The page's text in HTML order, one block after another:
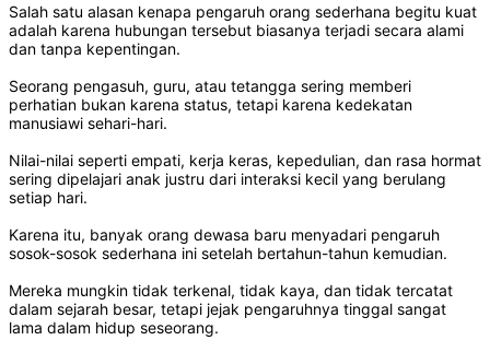
Salah satu alasan kenapa pengaruh orang sederhana begitu kuat
adalah karena hubungan tersebut biasanya terjadi secara alami
dan tanpa kepentingan.
Seorang pengasuh, guru, atau tetangga sering memberi
perhatian bukan karena status, tetapi karena kedekatan
manusiawi sehari-hari.
Nilai-nilai seperti empati, kerja keras, kepedulian, dan rasa hormat
sering dipelajari anak justru dari interaksi kecil yang berulang
setiap hari.
Karena itu, banyak orang dewasa baru menyadari pengaruh
sosok-sosok sederhana ini setelah bertahun-tahun kemudian.
Mereka mungkin tidak terkenal, tidak kaya, dan tidak tercatat
dalam sejarah besar, tetapi jejak pengaruhnya tinggal sangat
lama dalam hidup seseorang.